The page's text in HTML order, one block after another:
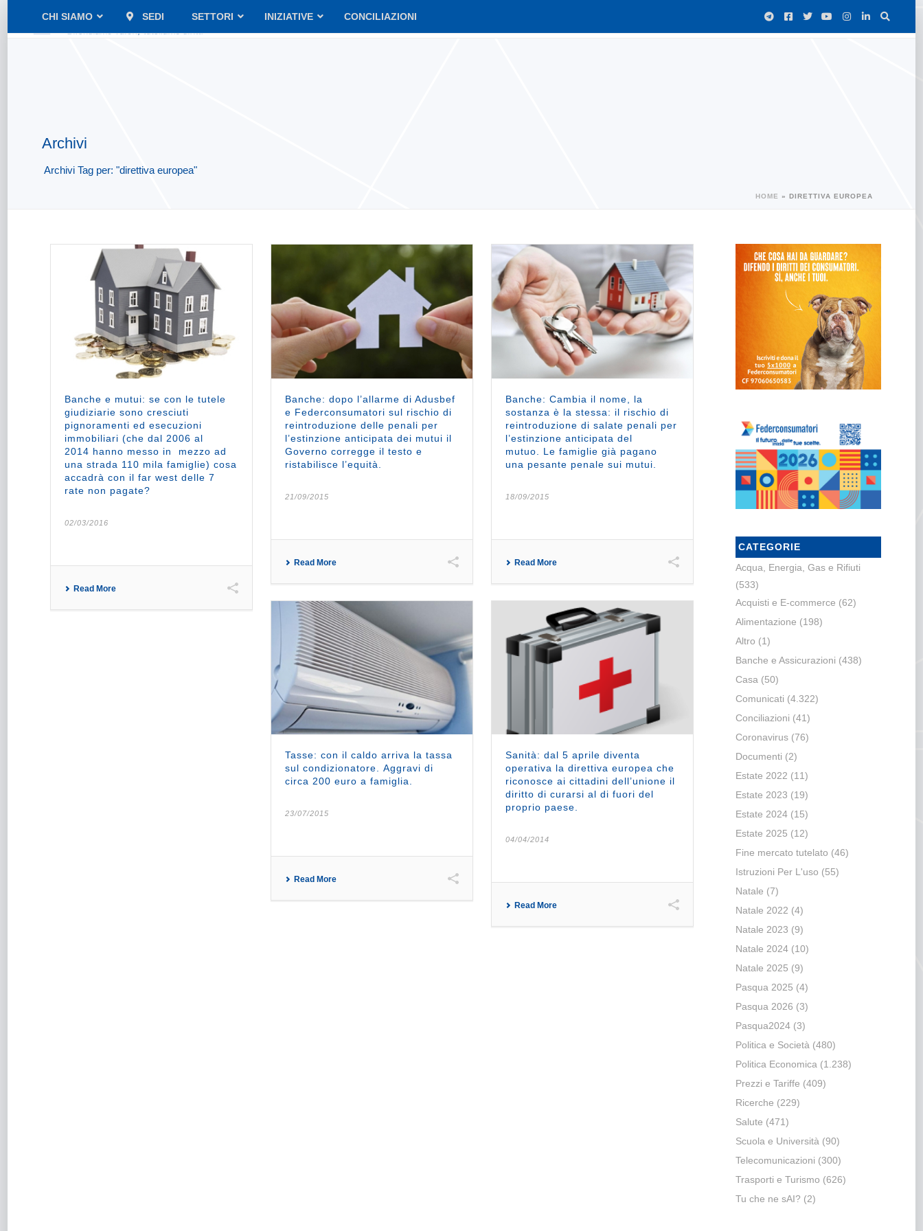
CHI SIAMO SEDI SETTORI INIZIATIVE CONCILIAZIONI
Archivi
Archivi Tag per: "direttiva europea"
HOME » DIRETTIVA EUROPEA
Banche e mutui: se con le tutele
giudiziarie sono cresciuti
pignoramenti ed esecuzioni
immobiliari (che dal 2006 al
2014 hanno messo in mezzo ad
una strada 110 mila famiglie) cosa
accadrà con il far west delle 7
rate non pagate?
02/03/2016
Read More
Banche: dopo l’allarme di Adusbef
e Federconsumatori sul rischio di
reintroduzione delle penali per
l’estinzione anticipata dei mutui il
Governo corregge il testo e
ristabilisce l’equità.
21/09/2015
Read More
Banche: Cambia il nome, la
sostanza è la stessa: il rischio di
reintroduzione di salate penali per
l’estinzione anticipata del
mutuo. Le famiglie già pagano
una pesante penale sui mutui.
18/09/2015
Read More
Tasse: con il caldo arriva la tassa
sul condizionatore. Aggravi di
circa 200 euro a famiglia.
23/07/2015
Read More
Sanità: dal 5 aprile diventa
operativa la direttiva europea che
riconosce ai cittadini dell’unione il
diritto di curarsi al di fuori del
proprio paese.
04/04/2014
Read More
CATEGORIE
Acqua, Energia, Gas e Rifiuti
(533)
Acquisti e E-commerce (62)
Alimentazione (198)
Altro (1)
Banche e Assicurazioni (438)
Casa (50)
Comunicati (4.322)
Conciliazioni (41)
Coronavirus(76)
Documenti (2)
Estate 2022 (11)
Estate 2023 (19)
Estate 2024(15)
Estate 2025 (12)
Fine mercato tutelato (46)
Istruzioni Per L'uso (55)
Natale (7)
Natale 2022 (4)
Natale 2023 (9)
Natale 2024(10)
Natale 2025 (9)
Pasqua 2025 (4)
Pasqua 2026 (3)
Pasqua2024(3)
Politica e Società (480)
Politica Economica (1.238)
Prezzi e Tariffe (409)
Ricerche (229)
Salute (471)
Scuola e Università (90)
Telecomunicazioni (300)
Trasporti e Turismo (626)
Tu che ne sAI? (2)